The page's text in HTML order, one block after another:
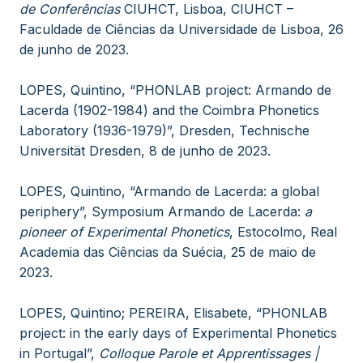
de ConferênciasCIUHCT, Lisboa, CIUHCT –
Faculdade de Ciências da Universidade de Lisboa, 26
de junho de 2023.
LOPES, Quintino, “PHONLAB project: Armando de
Lacerda (1902-1984) and the Coimbra Phonetics
Laboratory (1936-1979)”, Dresden, Technische
Universität Dresden, 8 de junho de 2023.
LOPES, Quintino, “Armando de Lacerda: a global
periphery”, Symposium Armando de Lacerda: a
pioneer of Experimental Phonetics, Estocolmo, Real
Academia das Ciências da Suécia, 25 de maio de
2023.
LOPES, Quintino; PEREIRA, Elisabete, “PHONLAB
project: in the early days of Experimental Phonetics
in Portugal”, Colloque Parole et Apprentissages |